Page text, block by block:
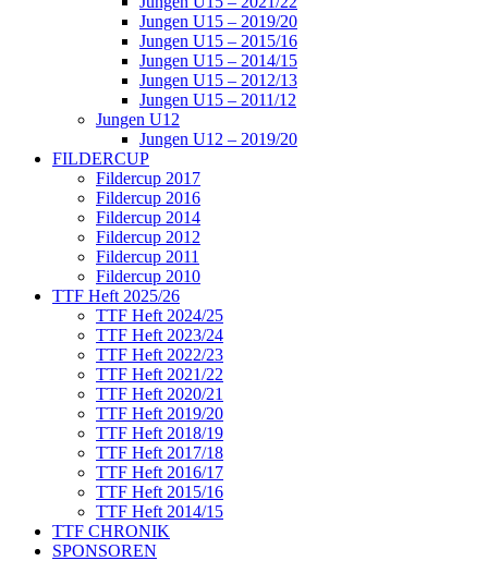
Jungen U15 – 2019/20
Jungen U15 – 2015/16
Jungen U15 – 2014/15
Jungen U15 – 2012/13
Jungen U15 – 2011/12
Jungen U12
Jungen U12 – 2019/20
FILDERCUP
Fildercup 2017
Fildercup 2016
Fildercup 2014
Fildercup 2012
Fildercup 2011
Fildercup 2010
TTF Heft 2025/26
TTF Heft 2024/25
TTF Heft 2023/24
TTF Heft 2022/23
TTF Heft 2021/22
TTF Heft 2020/21
TTF Heft 2019/20
TTF Heft 2018/19
TTF Heft 2017/18
TTF Heft 2016/17
TTF Heft 2015/16
TTF Heft 2014/15
TTF CHRONIK
SPONSOREN